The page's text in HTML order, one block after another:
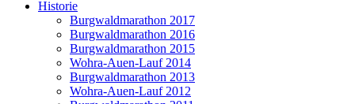
Historie
Burgwaldmarathon 2017
Burgwaldmarathon 2016
Burgwaldmarathon 2015
Wohra-Auen-Lauf 2014
Burgwaldmarathon 2013
Wohra-Auen-Lauf 2012